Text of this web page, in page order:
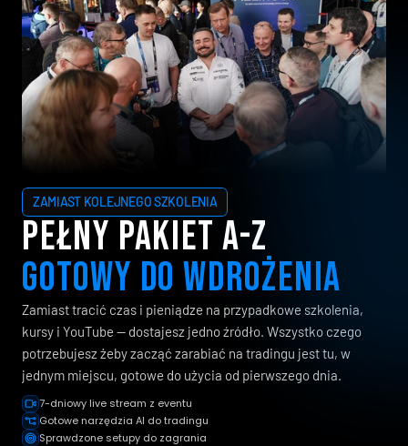
ZAMIAST KOLEJNEGO SZKOLENIA
PEŁNY PAKIET A-Z
GOTOWY DO WDROŻENIA
Zamiast tracić czas i pieniądze na przypadkowe szkolenia,
kursy i YouTube — dostajesz jedno źródło. Wszystko czego
potrzebujesz żeby zacząć zarabiać na tradingu jest tu, w
jednym miejscu, gotowe do użycia od pierwszego dnia.
7-dniowy live stream z eventu
Gotowe narzędzia AI do tradingu
Sprawdzone setupy do zagrania